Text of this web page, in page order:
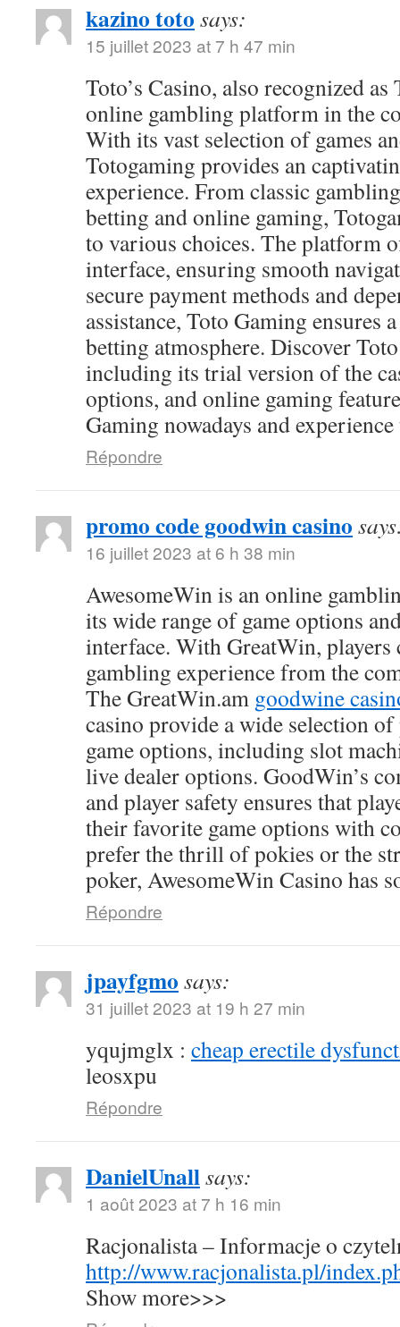
kazino toto says:
15 juillet 2023 at 7 h 47 min
Toto’s Casino, also recognized
online gambling platform in the
With its vast selection of games
Totogaming provides an
experience. From classic
betting and online gaming,
to various choices. The platform
interface, ensuring smooth
secure payment methods and
assistance, Toto Gaming ensures
betting atmosphere. Discover
including its trial version of the
options, and online gaming
Gaming nowadays and
Répondre
promo code goodwin casino
16 juillet 2023 at 6 h 38 min
AwesomeWin is an online
its wide range of game options
interface. With GreatWin, players
gambling experience from the
The GreatWin.am goodwine
casino provide a wide selection
game options, including slot
live dealer options. GoodWin’s
and player safety ensures that
their favorite game options with
prefer the thrill of pokies or the
poker, AwesomeWin Casino has
Répondre
jpayfgmo says:
31 juillet 2023 at 19 h 27 min
yqujmglx : cheap erectile
leosxpu
Répondre
DanielUnallsays:
1 août 2023 at 7 h 16 min
Racjonalista – Informacje o
http://www.racjonalista.pl/
Show more>>>